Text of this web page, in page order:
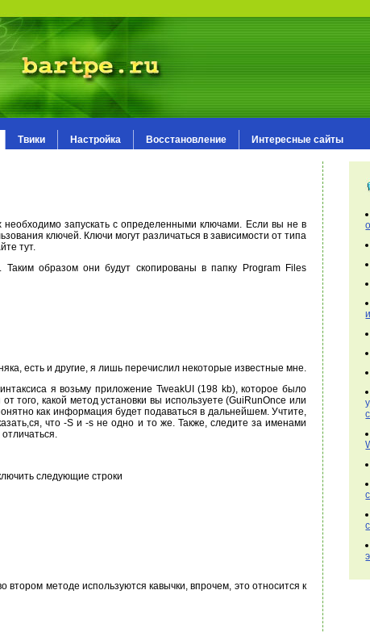
Твики Настройка Восстановление Интересные сайты
запускать с определенными ключами. Если вы не в
ключей. Ключи могут различаться в зависимости от типа
тут.
образом они будут скопированы в папку Program Files
есть и другие, я лишь перечислил некоторые известные мне.
я возьму приложение TweakUI (198 kb), которое было
того, какой метод установки вы используете (GuiRunOnce или
как информация будет подаваться в дальнейшем. Учтите,
что -S и -s не одно и то же. Также, следите за именами
следующие строки
методе используются кавычки, впрочем, это относится к